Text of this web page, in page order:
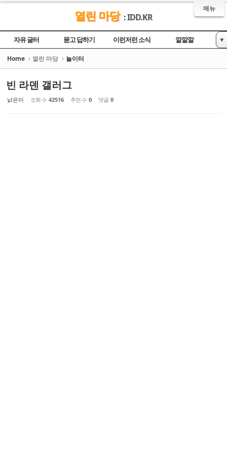
메뉴
열린 마당 : IDD.KR
자유 글터 묻고 답하기 이런저런 소식 깔깔깔
놀이터
▼
Home 열린 마당 놀이터
빈 라덴 갤러그
낡은이 조회 수 42516 추천 수 0 댓글 0